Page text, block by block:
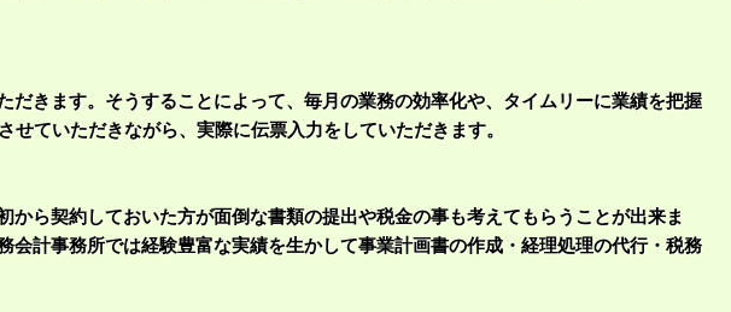
きます。そうすることによって、毎月の業務の効率化や、タイムリーに業績を把握
ていただきながら、実際に伝票入力をしていただきます。
ら契約しておいた方が面倒な書類の提出や税金の事も考えてもらうことが出来ま
計事務所では経験豊富な実績を生かして事業計画書の作成・経理処理の代行・税務